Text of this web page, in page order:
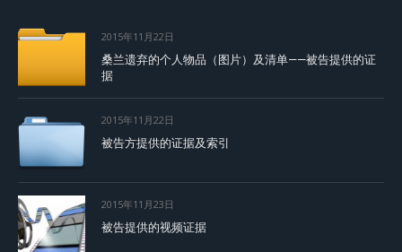
2015年11月22日
桑兰遗弃的个人物品（图片）及清单——被告提供的证
据
2015年11月22日
被告方提供的证据及索引
2015年11月23日
被告提供的视频证据